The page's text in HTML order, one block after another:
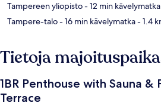
Tampereen yliopisto- 12 min kävelymatka
Tampere-talo- 16 min kävelymatka- 1.4
Tietoja
1BR Penthouse with Sauna
Terrace